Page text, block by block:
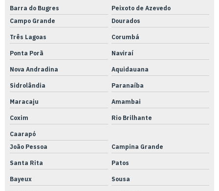
Barra do Bugres
Peixoto de Azevedo
Campo Grande
Dourados
Três Lagoas Corumbá
Ponta Porã Naviraí
Nova Andradina Aquidauana
Sidrolândia Paranaíba
Maracaju Amambai
Coxim Rio Brilhante
Caarapó
João Pessoa
Campina Grande
Santa Rita Patos
Bayeux Sousa